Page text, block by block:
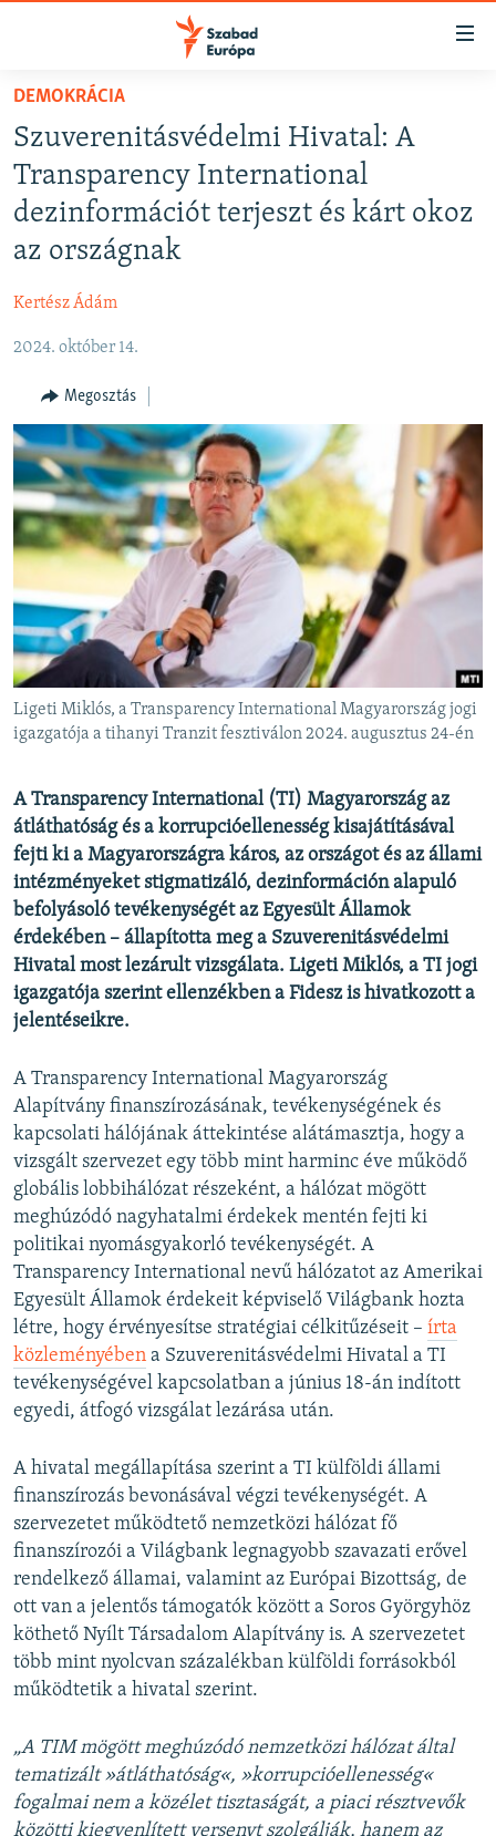
Akadálymentes
Ugrás
fő
oldalra
Ugrás
tartalomjegyzékre
keresésre
PODCASTOK
SZABADON
TÁRSADALOM
DEMOKRÁCIA
A PÉNZ NYOMÁBAN
EURÓPAI UNIÓ
VILÁG
KLÍMAVÁLTOZÁS
A MÚLT TANULSÁGAI
Valamennyi RFE/RL weboldal
DEMOKRÁCIA
Szuverenitásvédelmi Hivatal: A
Transparency International
dezinformációt terjeszt és kárt okoz
az országnak
Kertész Ádám
2024. október 14.
Megosztás
Ligeti Miklós, a Transparency International Magyarország jogi
igazgatója a tihanyi Tranzit fesztiválon 2024. augusztus 24-én
A Transparency International (TI) Magyarország az
átláthatóság és a korrupcióellenesség kisajátításával
fejti ki a Magyarországra káros, az országot és az állami
intézményeket stigmatizáló, dezinformáción alapuló
befolyásoló tevékenységét az Egyesült Államok
érdekében – állapította meg a Szuverenitásvédelmi
Hivatal most lezárult vizsgálata. Ligeti Miklós, a TI jogi
igazgatója szerint ellenzékben a Fidesz is hivatkozott a
jelentéseikre.
A Transparency International Magyarország
Alapítvány finanszírozásának, tevékenységének és
kapcsolati hálójának áttekintése alátámasztja, hogy a
vizsgált szervezet egy több mint harminc éve működő
globális lobbihálózat részeként, a hálózat mögött
meghúzódó nagyhatalmi érdekek mentén fejti ki
politikai nyomásgyakorló tevékenységét. A
Transparency International nevű hálózatot az Amerikai
Egyesült Államok érdekeit képviselő Világbank hozta
létre, hogy érvényesítse stratégiai célkitűzéseit – írta
közleményében a Szuverenitásvédelmi Hivatal a TI
tevékenységével kapcsolatban a június 18-án indított
egyedi, átfogó vizsgálat lezárása után.
A hivatal megállapítása szerint a TI külföldi állami
finanszírozás bevonásával végzi tevékenységét. A
szervezetet működtető nemzetközi hálózat fő
finanszírozói a Világbank legnagyobb szavazati erővel
rendelkező államai, valamint az Európai Bizottság, de
ott van a jelentős támogatók között a Soros Györgyhöz
köthető Nyílt Társadalom Alapítvány is. A szervezetet
több mint nyolcvan százalékban külföldi forrásokból
működtetik a hivatal szerint.
„A TIM mögött meghúzódó nemzetközi hálózat által
tematizált »átláthatóság«, »korrupcióellenesség«
fogalmai nem a közélet tisztaságát, a piaci résztvevők
közötti kiegyenlített versenyt szolgálják, hanem az
FELIRATKOZÁS